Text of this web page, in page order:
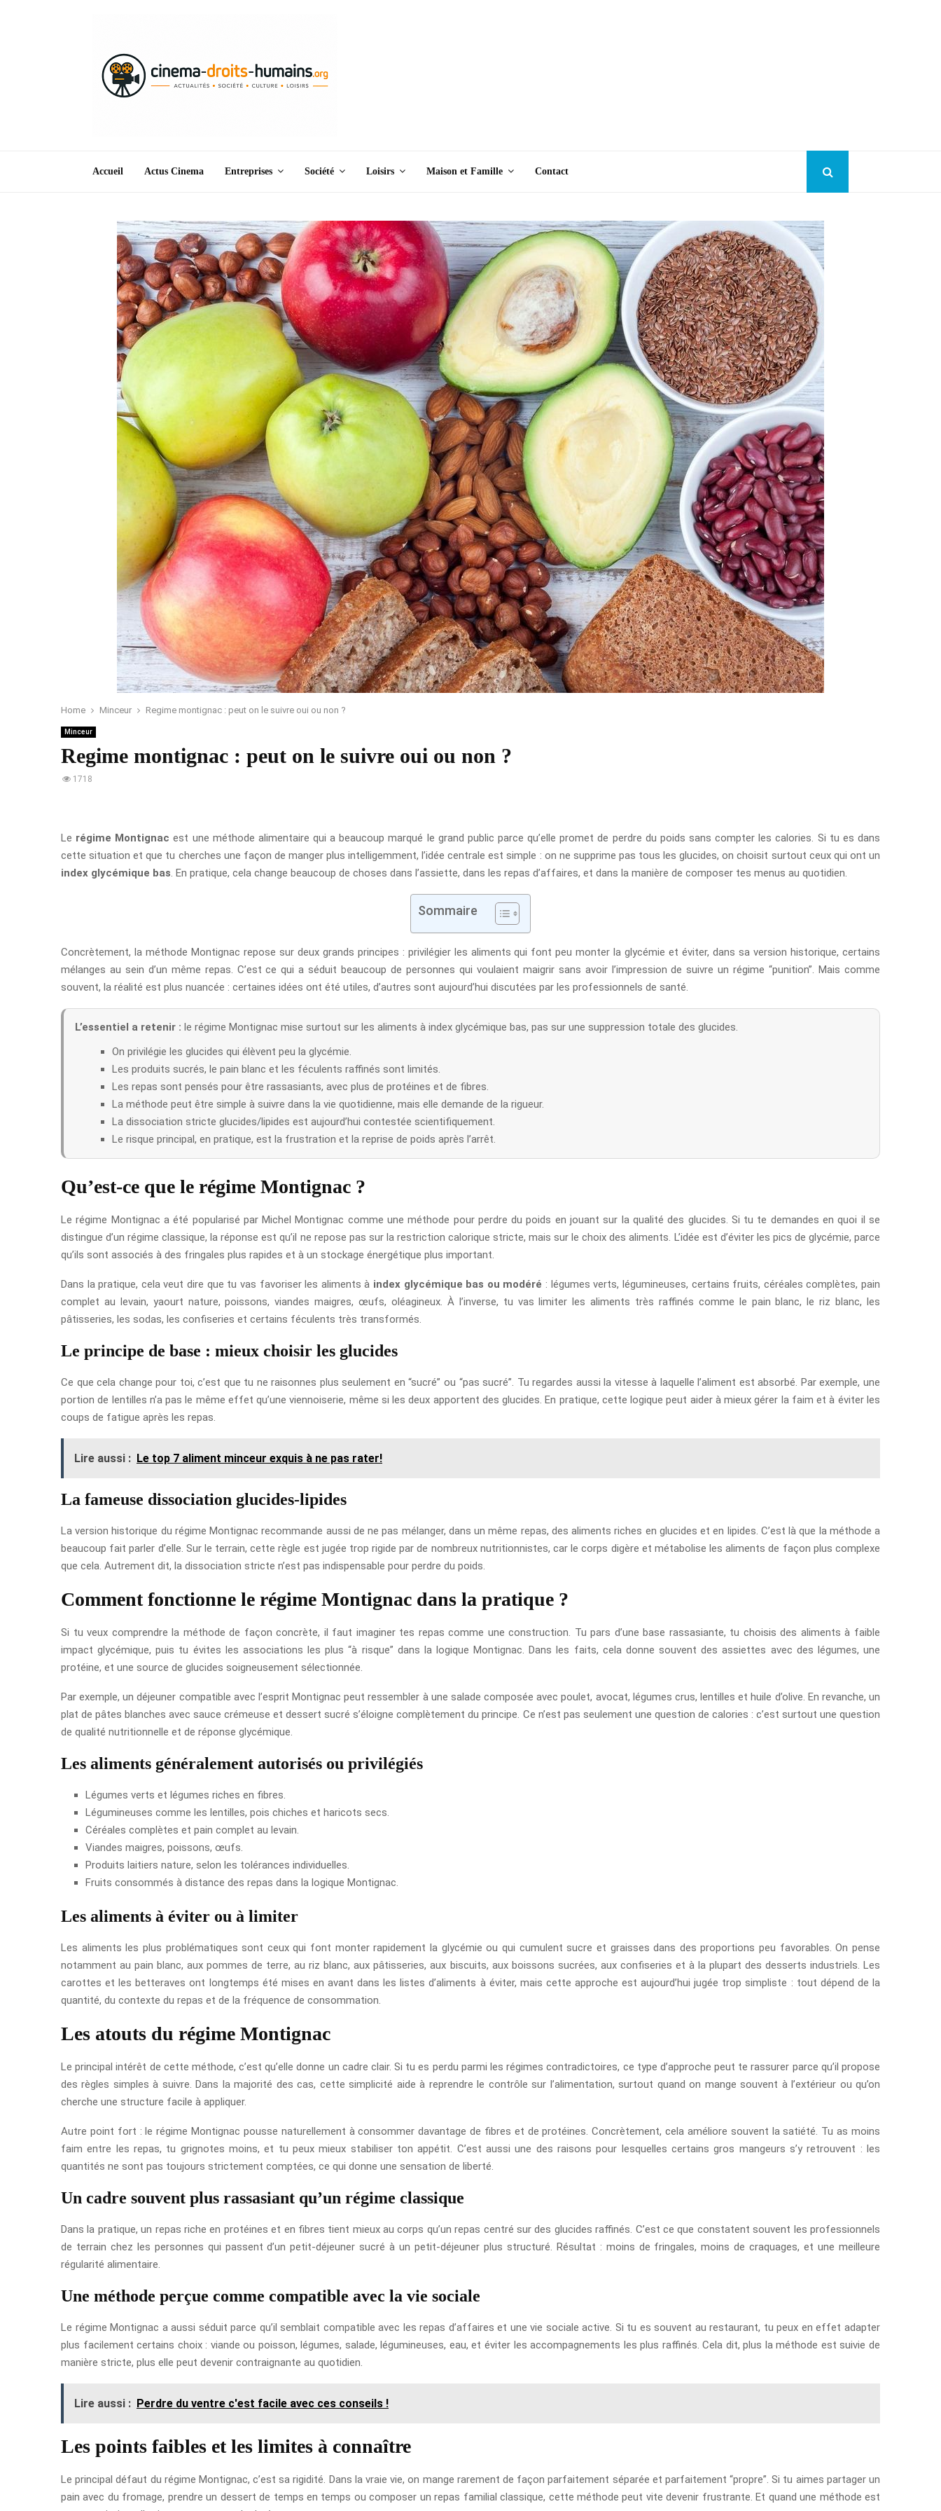
Accueil Actus Cinema Entreprises Société Loisirs Maison et Famille Contact
Home Minceur Regime montignac : peut on le suivre oui ou non ?
Minceur
Regime montignac : peut on le suivre oui ou non ?
1718
Le régime Montignac est une méthode alimentaire qui a beaucoup marqué le grand public parce qu’elle promet de perdre du poids sans compter les calories. Si tu es dans
cette situation et que tu cherches une façon de manger plus intelligemment, l’idée centrale est simple : on ne supprime pas tous les glucides, on choisit surtout ceux qui ont un
index glycémique bas . En pratique, cela change beaucoup de choses dans l’assiette, dans les repas d’affaires, et dans la manière de composer tes menus au quotidien.
Sommaire
Concrètement, la méthode Montignac repose sur deux grands principes : privilégier les aliments qui font peu monter la glycémie et éviter, dans sa version historique, certains
mélanges au sein d’un même repas. C’est ce qui a séduit beaucoup de personnes qui voulaient maigrir sans avoir l’impression de suivre un régime “punition”. Mais comme
souvent, la réalité est plus nuancée : certaines idées ont été utiles, d’autres sont aujourd’hui discutées par les professionnels de santé.
L’essentiel a retenir : le régime Montignac mise surtout sur les aliments à index glycémique bas, pas sur une suppression totale des glucides.
On privilégie les glucides qui élèvent peu la glycémie.
Les produits sucrés, le pain blanc et les féculents raffinés sont limités.
Les repas sont pensés pour être rassasiants, avec plus de protéines et de fibres.
La méthode peut être simple à suivre dans la vie quotidienne, mais elle demande de la rigueur.
La dissociation stricte glucides/lipides est aujourd’hui contestée scientifiquement.
Le risque principal, en pratique, est la frustration et la reprise de poids après l’arrêt.
Qu’est-ce que le régime Montignac ?
Le régime Montignac a été popularisé par Michel Montignac comme une méthode pour perdre du poids en jouant sur la qualité des glucides. Si tu te demandes en quoi il se
distingue d’un régime classique, la réponse est qu’il ne repose pas sur la restriction calorique stricte, mais sur le choix des aliments. L’idée est d’éviter les pics de glycémie, parce
qu’ils sont associés à des fringales plus rapides et à un stockage énergétique plus important.
Dans la pratique, cela veut dire que tu vas favoriser les aliments à index glycémique bas ou modéré : légumes verts, légumineuses, certains fruits, céréales complètes, pain
complet au levain, yaourt nature, poissons, viandes maigres, œufs, oléagineux. À l’inverse, tu vas limiter les aliments très raffinés comme le pain blanc, le riz blanc, les
pâtisseries, les sodas, les confiseries et certains féculents très transformés.
Le principe de base : mieux choisir les glucides
Ce que cela change pour toi, c’est que tu ne raisonnes plus seulement en “sucré” ou “pas sucré”. Tu regardes aussi la vitesse à laquelle l’aliment est absorbé. Par exemple, une
portion de lentilles n’a pas le même effet qu’une viennoiserie, même si les deux apportent des glucides. En pratique, cette logique peut aider à mieux gérer la faim et à éviter les
coups de fatigue après les repas.
Lire aussi : Le top 7 aliment minceur exquis à ne pas rater!
La fameuse dissociation glucides-lipides
La version historique du régime Montignac recommande aussi de ne pas mélanger, dans un même repas, des aliments riches en glucides et en lipides. C’est là que la méthode a
beaucoup fait parler d’elle. Sur le terrain, cette règle est jugée trop rigide par de nombreux nutritionnistes, car le corps digère et métabolise les aliments de façon plus complexe
que cela. Autrement dit, la dissociation stricte n’est pas indispensable pour perdre du poids.
Comment fonctionne le régime Montignac dans la pratique ?
Si tu veux comprendre la méthode de façon concrète, il faut imaginer tes repas comme une construction. Tu pars d’une base rassasiante, tu choisis des aliments à faible
impact glycémique, puis tu évites les associations les plus “à risque” dans la logique Montignac. Dans les faits, cela donne souvent des assiettes avec des légumes, une
protéine, et une source de glucides soigneusement sélectionnée.
Par exemple, un déjeuner compatible avec l’esprit Montignac peut ressembler à une salade composée avec poulet, avocat, légumes crus, lentilles et huile d’olive. En revanche, un
plat de pâtes blanches avec sauce crémeuse et dessert sucré s’éloigne complètement du principe. Ce n’est pas seulement une question de calories : c’est surtout une question
de qualité nutritionnelle et de réponse glycémique.
Les aliments généralement autorisés ou privilégiés
Légumes verts et légumes riches en fibres.
Légumineuses comme les lentilles, pois chiches et haricots secs.
Céréales complètes et pain complet au levain.
Viandes maigres, poissons, œufs.
Produits laitiers nature, selon les tolérances individuelles.
Fruits consommés à distance des repas dans la logique Montignac.
Les aliments à éviter ou à limiter
Les aliments les plus problématiques sont ceux qui font monter rapidement la glycémie ou qui cumulent sucre et graisses dans des proportions peu favorables. On pense
notamment au pain blanc, aux pommes de terre, au riz blanc, aux pâtisseries, aux biscuits, aux boissons sucrées, aux confiseries et à la plupart des desserts industriels. Les
carottes et les betteraves ont longtemps été mises en avant dans les listes d’aliments à éviter, mais cette approche est aujourd’hui jugée trop simpliste : tout dépend de la
quantité, du contexte du repas et de la fréquence de consommation.
Les atouts du régime Montignac
Le principal intérêt de cette méthode, c’est qu’elle donne un cadre clair. Si tu es perdu parmi les régimes contradictoires, ce type d’approche peut te rassurer parce qu’il propose
des règles simples à suivre. Dans la majorité des cas, cette simplicité aide à reprendre le contrôle sur l’alimentation, surtout quand on mange souvent à l’extérieur ou qu’on
cherche une structure facile à appliquer.
Autre point fort : le régime Montignac pousse naturellement à consommer davantage de fibres et de protéines. Concrètement, cela améliore souvent la satiété. Tu as moins
faim entre les repas, tu grignotes moins, et tu peux mieux stabiliser ton appétit. C’est aussi une des raisons pour lesquelles certains gros mangeurs s’y retrouvent : les
quantités ne sont pas toujours strictement comptées, ce qui donne une sensation de liberté.
Un cadre souvent plus rassasiant qu’un régime classique
Dans la pratique, un repas riche en protéines et en fibres tient mieux au corps qu’un repas centré sur des glucides raffinés. C’est ce que constatent souvent les professionnels
de terrain chez les personnes qui passent d’un petit-déjeuner sucré à un petit-déjeuner plus structuré. Résultat : moins de fringales, moins de craquages, et une meilleure
régularité alimentaire.
Une méthode perçue comme compatible avec la vie sociale
Le régime Montignac a aussi séduit parce qu’il semblait compatible avec les repas d’affaires et une vie sociale active. Si tu es souvent au restaurant, tu peux en effet adapter
plus facilement certains choix : viande ou poisson, légumes, salade, légumineuses, eau, et éviter les accompagnements les plus raffinés. Cela dit, plus la méthode est suivie de
manière stricte, plus elle peut devenir contraignante au quotidien.
Lire aussi : Perdre du ventre c'est facile avec ces conseils !
Les points faibles et les limites à connaître
Le principal défaut du régime Montignac, c’est sa rigidité. Dans la vraie vie, on mange rarement de façon parfaitement séparée et parfaitement “propre”. Si tu aimes partager un
pain avec du fromage, prendre un dessert de temps en temps ou composer un repas familial classique, cette méthode peut vite devenir frustrante. Et quand une méthode est